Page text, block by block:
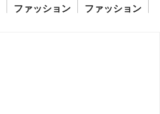
ファッション
ファッション